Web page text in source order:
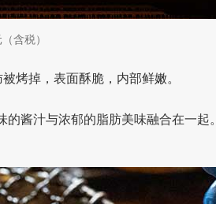
含税）
烤掉，表面酥脆，内部鲜嫩。
酱汁与浓郁的脂肪美味融合在一起。